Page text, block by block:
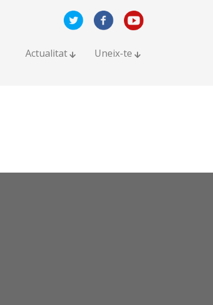
Actualitat Uneix-te